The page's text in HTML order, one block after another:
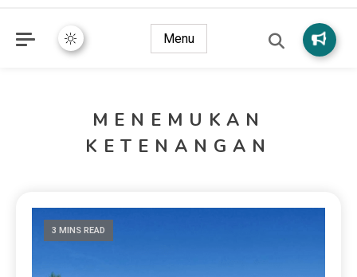
Menu
MENEMUKAN
KETENANGAN
3 MINS READ